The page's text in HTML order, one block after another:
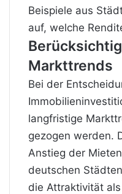
Beispiele aus
auf, welche
Markttrends
Bei der
langfristige
gezogen werden.
Anstieg der
deutschen
die Attraktivität